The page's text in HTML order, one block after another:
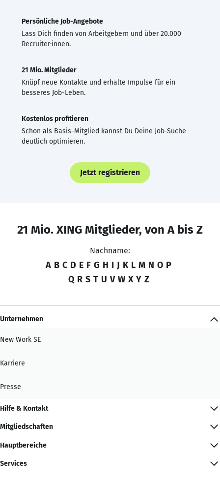
Persönliche Job-Angebote
Lass Dich finden von Arbeitgebern und über 20.000
Recruiter·innen.
21 Mio. Mitglieder
Knüpf neue Kontakte und erhalte Impulse für ein
besseres Job-Leben.
Kostenlos profitieren
Schon als Basis-Mitglied kannst Du Deine Job-Suche
deutlich optimieren.
Jetzt registrieren
21 Mio. XING Mitglieder, von A bis Z
Nachname:
A B C D E F G H I J K L M N O P
Q R S T U V W X Y Z
Unternehmen
New Work SE
Karriere
Presse
Hilfe & Kontakt
Mitgliedschaften
Hauptbereiche
Services